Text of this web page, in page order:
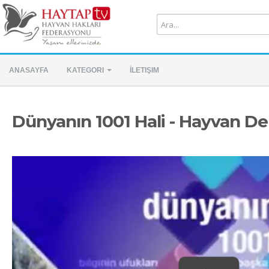
ANASAYFA KATEGORI İLETIŞIM
Dünyanın 1001 Hali - Hayvan